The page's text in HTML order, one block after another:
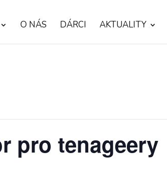
O NÁS DÁRCI AKTUALITY
pro tenageery